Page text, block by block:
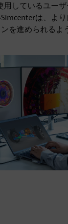
用しているユー
は、よ
を進められるよ